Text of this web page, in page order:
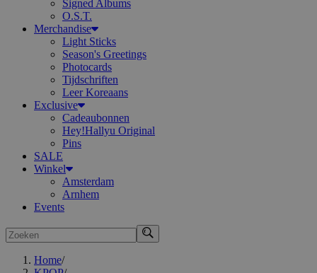
Signed Albums
O.S.T.
Merchandise
Light Sticks
Season's Greetings
Photocards
Tijdschriften
Leer Koreaans
Exclusive
Cadeaubonnen
Hey!Hallyu Original
Pins
SALE
Winkel
Amsterdam
Arnhem
Events
Zoeken
Home/